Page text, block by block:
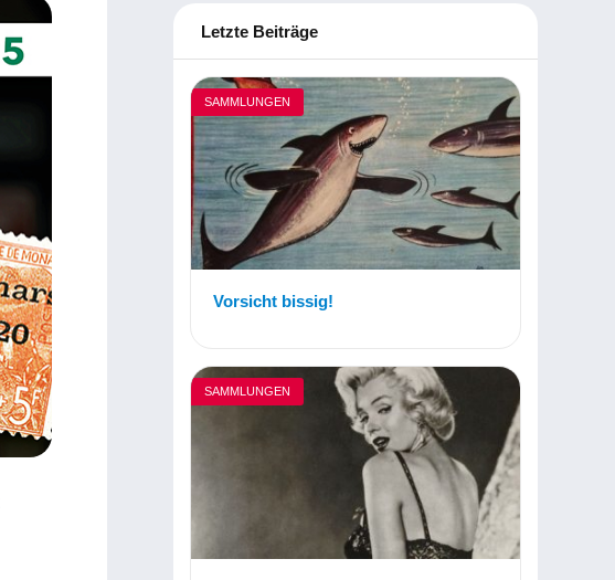
Letzte Beiträge
SAMMLUNGEN
Vorsicht bissig!
SAMMLUNGEN